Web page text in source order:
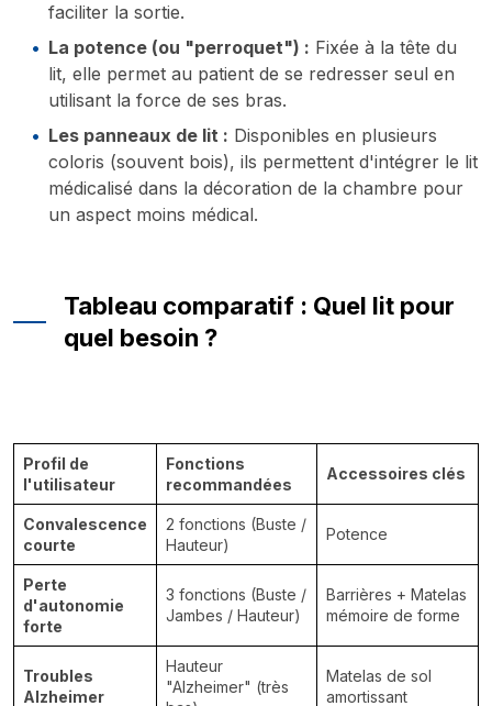
faciliter la sortie.
La potence (ou "perroquet") : Fixée à la tête du
lit, elle permet au patient de se redresser seul en
utilisant la force de ses bras.
Les panneaux de lit : Disponibles en plusieurs
coloris (souvent bois), ils permettent d'intégrer le lit
médicalisé dans la décoration de la chambre pour
un aspect moins médical.
Tableau comparatif : Quel lit pour
quel besoin ?
Profil de
l'utilisateur
Fonctions
recommandées
Accessoires clés
Convalescence
courte
2 fonctions (Buste /
Hauteur)
Potence
Perte
d'autonomie
forte
3 fonctions (Buste /
Jambes / Hauteur)
Barrières + Matelas
mémoire de forme
Troubles
Alzheimer
Hauteur
"Alzheimer" (très
Matelas de sol
amortissant